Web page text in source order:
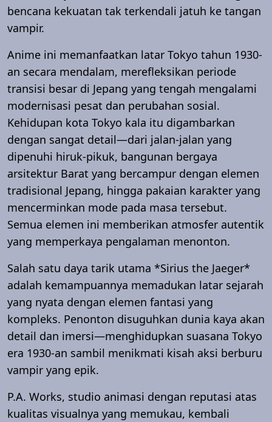
bencana kekuatan tak terkendali jatuh ke tangan
vampir.
Anime ini memanfaatkan latar Tokyo tahun 1930-
an secara mendalam, merefleksikan periode
transisi besar di Jepang yang tengah mengalami
modernisasi pesat dan perubahan sosial.
Kehidupan kota Tokyo kala itu digambarkan
dengan sangat detail—dari jalan-jalan yang
dipenuhi hiruk-pikuk, bangunan bergaya
arsitektur Barat yang bercampur dengan elemen
tradisional Jepang, hingga pakaian karakter yang
mencerminkan mode pada masa tersebut.
Semua elemen ini memberikan atmosfer autentik
yang memperkaya pengalaman menonton.
Salah satu daya tarik utama *Sirius the Jaeger*
adalah kemampuannya memadukan latar sejarah
yang nyata dengan elemen fantasi yang
kompleks. Penonton disuguhkan dunia kaya akan
detail dan imersi—menghidupkan suasana Tokyo
era 1930-an sambil menikmati kisah aksi berburu
vampir yang epik.
P.A. Works, studio animasi dengan reputasi atas
kualitas visualnya yang memukau, kembali